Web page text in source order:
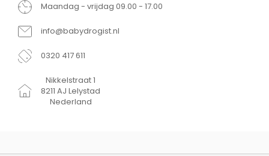
Maandag - vrijdag 09.00 - 17.00
info@babydrogist.nl
0320 417 611
Nikkelstraat 1
8211 AJ Lelystad
Nederland